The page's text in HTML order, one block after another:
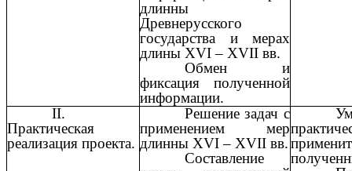
длинны
Древнерусского
государства и мерах
длины XVI – XVII вв.
Обмен и
фиксация полученной
информации.
II.
Практическая
реализация проекта.
Решение задач с
применением мер
длинны XVI – XVII вв.
Составление